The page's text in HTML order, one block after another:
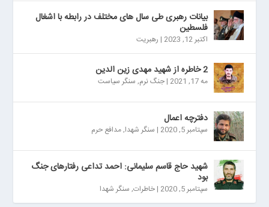
بیانات رهبری طی سال های مختلف در رابطه با اشغال
فلسطین
اکتبر 12, 2023 | رهبریت
2 خاطره از شهید مهدی زین الدین
مه 17, 2021 |جنگ نرم, سنگر سیاست
دفترچه اعمال
سپتامبر 5, 2020 | سنگر شهدا,مدافع حرم
شهید حاج قاسم سلیمانی: احمد تداعی رفتارهای جنگ
بود
سپتامبر 5, 2020 |خاطرات, سنگر شهدا